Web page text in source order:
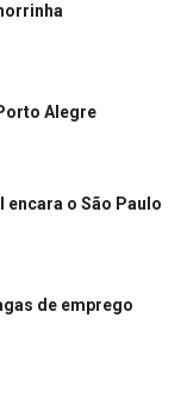
Alegre
encara o São Paulo
de emprego